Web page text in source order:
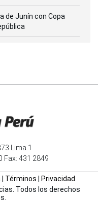
de Junín con Copa
Lima 1
Fax: 431 2849
Términos
Privacidad
Todos los derechos